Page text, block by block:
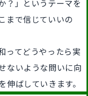
？」というテーマを
まで信じていいの
ってどうやったら実
ないような問いに向
ばしていきます。